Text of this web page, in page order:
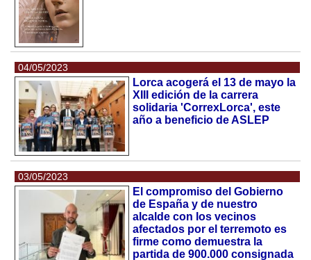
04/05/2023
Lorca acogerá el 13 de mayo la
XIII edición de la carrera
solidaria 'CorrexLorca', este
año a beneficio de ASLEP
03/05/2023
El compromiso del Gobierno
de España y de nuestro
alcalde con los vecinos
afectados por el terremoto es
firme como demuestra la
partida de 900.000 consignada